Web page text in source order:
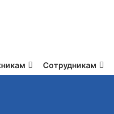
Сотрудникам